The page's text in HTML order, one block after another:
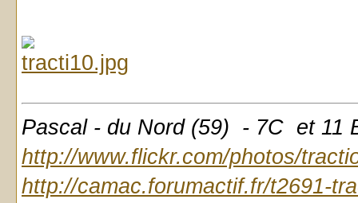
Pascal - du Nord (59) - 7C et 11
http://www.flickr.com/photos/
http://camac.forumactif.fr/t2691-